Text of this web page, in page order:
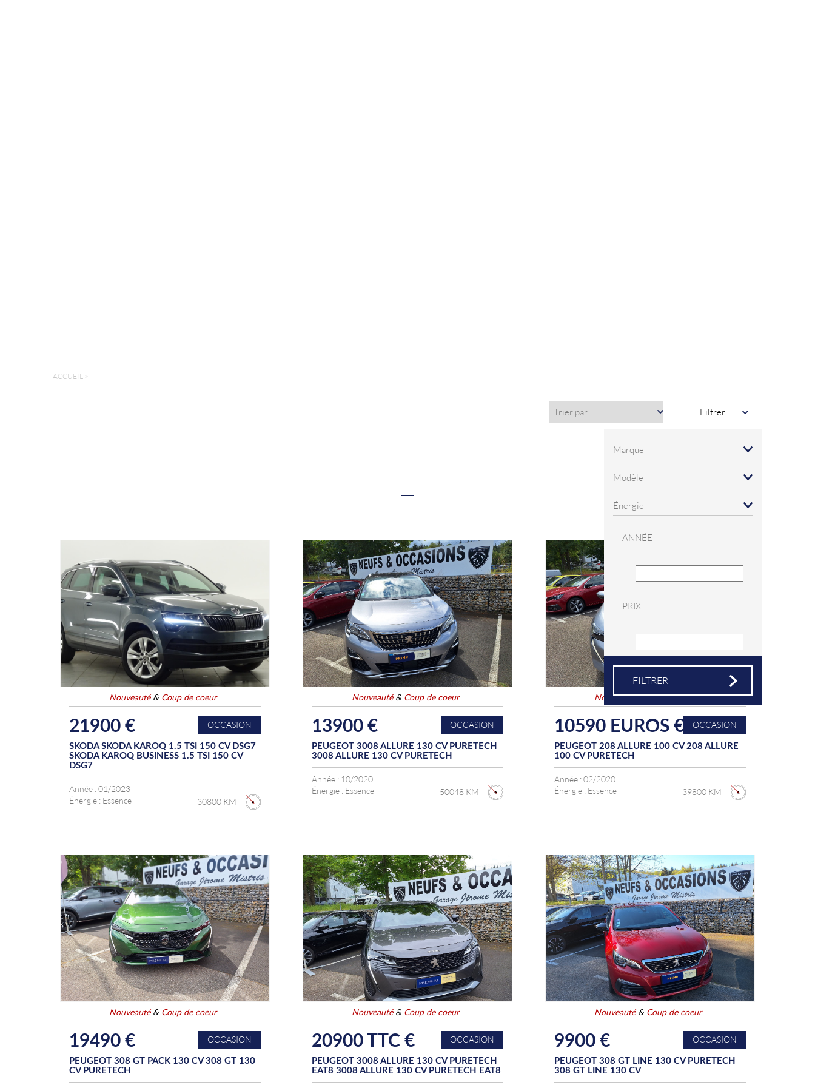
ACCUEIL
Filtrer
ANNÉE
PRIX
Nouveauté& Coup de coeur
21900 € OCCASION
SKODA SKODA KAROQ 1.5 TSI 150 CV DSG7
SKODA KAROQ BUSINESS 1.5 TSI 150 CV
DSG7
Année : 01/2023
Énergie : Essence 30800 KM
Nouveauté& Coup de coeur
13900 € OCCASION
PEUGEOT 3008 ALLURE 130 CV PURETECH
3008 ALLURE 130 CV PURETECH
Année : 10/2020
Énergie : Essence 50048 KM
Nouveauté&Coup de coeur
10590 EUROS € OCCASION
PEUGEOT 208 ALLURE 100 CV 208 ALLURE
100 CV PURETECH
Année : 02/2020
Énergie : Essence 39800 KM
Nouveauté& Coup de coeur
19490 € OCCASION
PEUGEOT 308 GT PACK 130 CV 308 GT 130
CV PURETECH
Nouveauté& Coup de coeur
20900 TTC € OCCASION
PEUGEOT 3008 ALLURE 130 CV PURETECH
EAT8 3008 ALLURE 130 CV PURETECH EAT8
Nouveauté& Coup de coeur
9900 € OCCASION
PEUGEOT 308 GT LINE 130 CV PURETECH
308 GT LINE 130 CV